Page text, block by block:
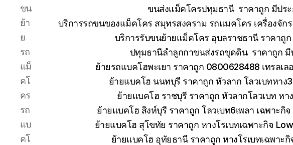
ขน
ย้า
ย
รถ
แม็
คโ
คร
รถ
แบ
คโ
ขนส่งแม็คโครปทุมธานี ราคาถูก มีประ
บริการรถขนของแม็คโคร สมุทรสงคราม รถแมคโคร เครื่องจักร
บริการรับขนย้ายแม็คโคร อุบลราชธานี ราคาถูก
ปทุมธานีลำลูกกาขนส่งรถขุดดิน ราคาถูก มี
ย้ายรถแบคโฮพะเยา ราคาถูก 0800628488 เทรลเล
ย้ายแบคโฮ นนทบุรี ราคาถูก หัวลาก โลวเบทหาง
ย้ายแบคโฮ ราชบุรี ราคาถูก หัวลากโลวเบท หา
ย้ายแบคโฮ สิงห์บุรี ราคาถูก โลวเบท6เพลา เฉพาะกิจ
ย้ายแบคโฮ สุโขทัย ราคาถูก หางโรเบทเฉพาะกิจ
ย้ายแบคโฮ อุทัยธานี ราคาถูก หางโรเบทเฉพาะกิ